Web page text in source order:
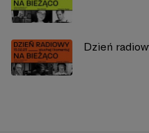
Dzień